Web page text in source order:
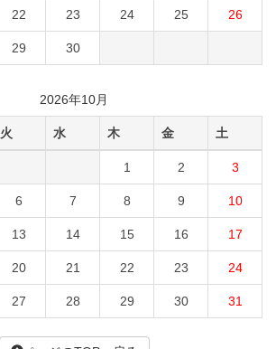
22 23 24 25 26
29 30
2026年10月
火 水 木 金 土
1 2 3
6 7 8 9 10
13 14 15 16 17
20 21 22 23 24
27 28 29 30 31